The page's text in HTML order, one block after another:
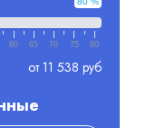
60 65 70 75 80
от 11 538 руб